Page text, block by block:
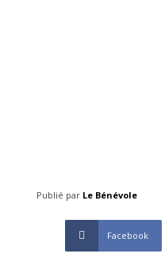
Publié par Le Bénévole
Facebook